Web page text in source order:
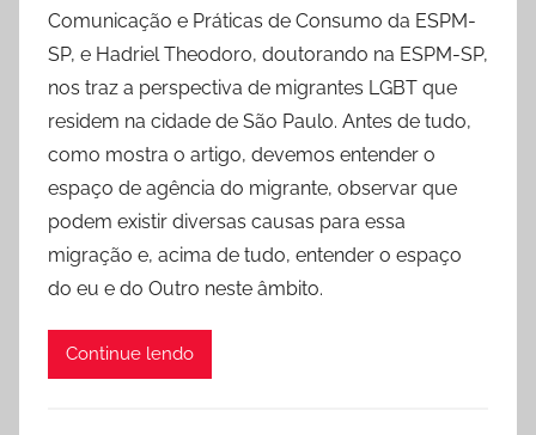
Comunicação e Práticas de Consumo da ESPM-
SP, e Hadriel Theodoro, doutorando na ESPM-SP,
nos traz a perspectiva de migrantes LGBT que
residem na cidade de São Paulo. Antes de tudo,
como mostra o artigo, devemos entender o
espaço de agência do migrante, observar que
podem existir diversas causas para essa
migração e, acima de tudo, entender o espaço
do eu e do Outro neste âmbito.
Continue lendo